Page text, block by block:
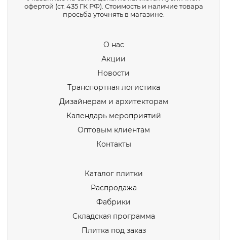
офертой (ст. 435 ГК РФ). Стоимость и наличие товара
просьба уточнять в магазине.
О нас
Акции
Новости
Транспортная логистика
Дизайнерам и архитекторам
Календарь мероприятий
Оптовым клиентам
Контакты
Каталог плитки
Распродажа
Фабрики
Складская программа
Плитка под заказ